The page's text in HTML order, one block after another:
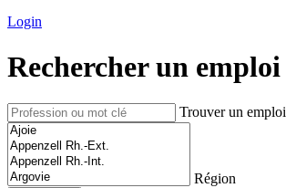
Login
Rechercher un emploi
Trouver un emploi
Région